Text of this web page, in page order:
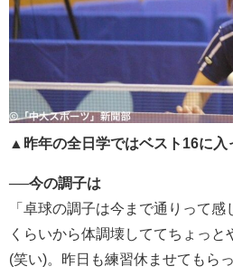
▲昨年の全日学ではベスト16に入
──今の調子は
「卓球の調子は今まで通りって感
くらいから体調壊しててちょっと
(笑い)。昨日も練習休ませてもら